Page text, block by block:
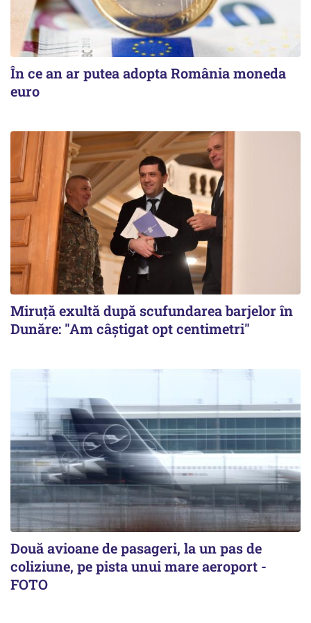
În ce an ar putea adopta România moneda
euro
Miruță exultă după scufundarea barjelor în
Dunăre: "Am câștigat opt centimetri"
Două avioane de pasageri, la un pas de
coliziune, pe pista unui mare aeroport -
FOTO